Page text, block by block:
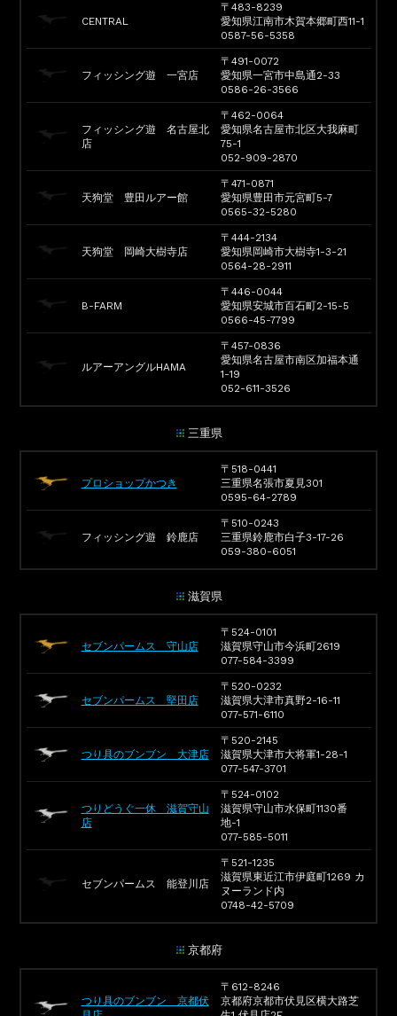
CENTRAL
〒483-8239
愛知県江南市木賀本郷町西11-1
0587-56-5358
フィッシング遊 一宮店
〒491-0072
愛知県一宮市中島通2-33
0586-26-3566
フィッシング遊 名古屋北
店
〒462-0064
愛知県名古屋市北区大我麻町
75-1
052-909-2870
天狗堂 豊田ルアー館
〒471-0871
愛知県豊田市元宮町5-7
0565-32-5280
天狗堂 岡崎大樹寺店
〒444-2134
愛知県岡崎市大樹寺1-3-21
0564-28-2911
B-FARM
〒446-0044
愛知県安城市百石町2-15-5
0566-45-7799
ルアーアングルHAMA
〒457-0836
愛知県名古屋市南区加福本通
1-19
052-611-3526
三重県
プロショップかつき
〒518-0441
三重県名張市夏見301
0595-64-2789
フィッシング遊 鈴鹿店
〒510-0243
三重県鈴鹿市白子3-17-26
059-380-6051
滋賀県
セブンパームス 守山店
〒524-0101
滋賀県守山市今浜町2619
077-584-3399
セブンパームス 堅田店
〒520-0232
滋賀県大津市真野2-16-11
077-571-6110
つり具のブンブン 大津店
〒520-2145
滋賀県大津市大将軍1-28-1
077-547-3701
つりどうぐ一休 滋賀守山
店
〒524-0102
滋賀県守山市水保町1130番
地-1
077-585-5011
セブンパームス 能登川店
〒521-1235
滋賀県東近江市伊庭町1269 カ
ヌーランド内
0748-42-5709
京都府
つり具のブンブン 京都伏
〒612-8246
京都府京都市伏見区横大路芝